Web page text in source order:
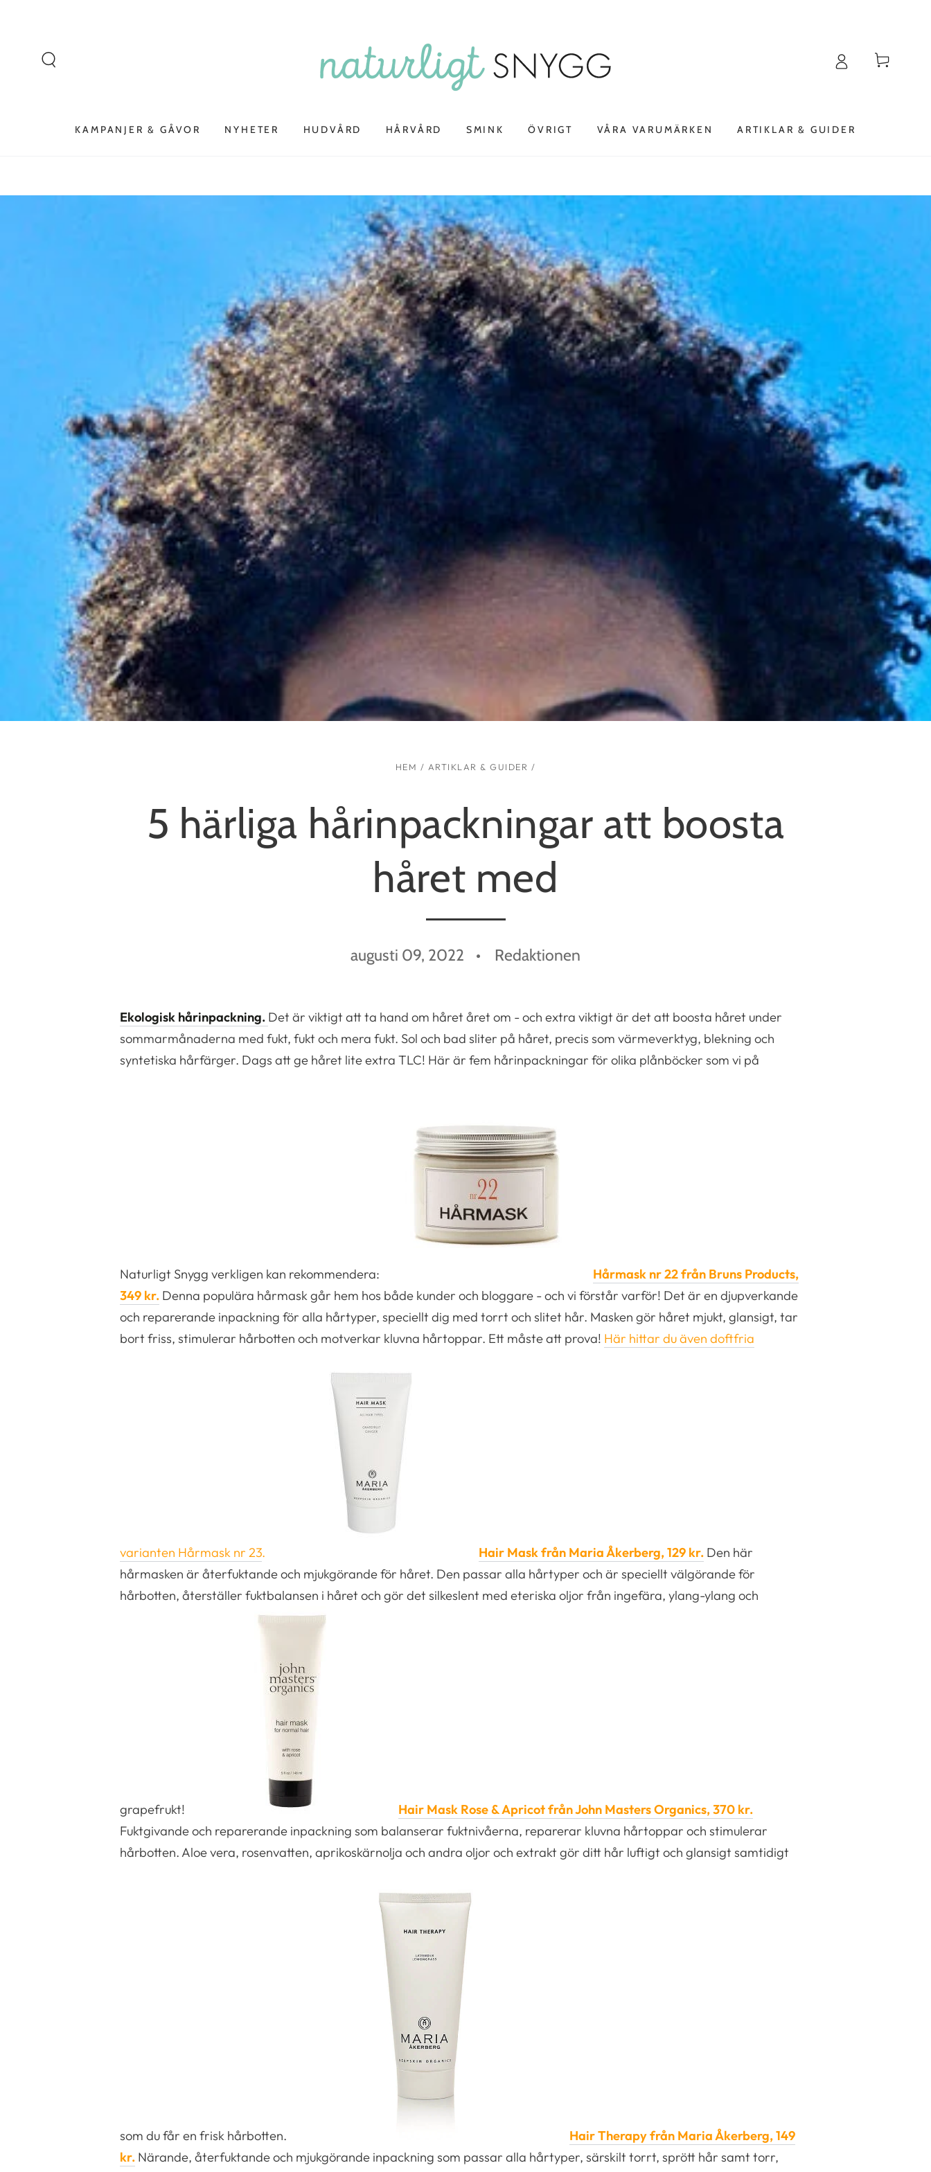
KAMPANJER & GÅVOR NYHETER HUDVÅRD HÅRVÅRD SMINK ÖVRIGT VÅRA VARUMÄRKEN ARTIKLAR & GUIDER
Varukorg
HEM / ARTIKLAR & GUIDER /
5 härliga hårinpackningar att boosta
håret med
augusti 09, 2022 Redaktionen
Ekologisk hårinpackning. Det är viktigt att ta hand om håret året om - och extra viktigt är det att boosta håret under
sommarmånaderna med fukt, fukt och mera fukt. Sol och bad sliter på håret, precis som värmeverktyg, blekning och
syntetiska hårfärger. Dags att ge håret lite extra TLC! Här är fem hårinpackningar för olika plånböcker som vi på
Naturligt Snygg verkligen kan rekommendera:
Hårmask nr 22 från Bruns Products,
349 kr. Denna populära hårmask går hem hos både kunder och bloggare - och vi förstår varför! Det är en djupverkande
och reparerande inpackning för alla hårtyper, speciellt dig med torrt och slitet hår. Masken gör håret mjukt, glansigt, tar
bort friss, stimulerar hårbotten och motverkar kluvna hårtoppar. Ett måste att prova! Här hittar du även doftfria
varianten Hårmask nr 23. Hair Mask från Maria Åkerberg, 129 kr.Den här
hårmasken är återfuktande och mjukgörande för håret. Den passar alla hårtyper och är speciellt välgörande för
hårbotten, återställer fuktbalansen i håret och gör det silkeslent med eteriska oljor från ingefära, ylang-ylang och
grapefrukt!
Hair Mask Rose & Apricot från John Masters Organics, 370 kr.
Fuktgivande och reparerande inpackning som balanserar fuktnivåerna, reparerar kluvna hårtoppar och stimulerar
hårbotten. Aloe vera, rosenvatten, aprikoskärnolja och andra oljor och extrakt gör ditt hår luftigt och glansigt samtidigt
som du får en frisk hårbotten.
Hair Therapy från Maria Åkerberg, 149
kr.Närande, återfuktande och mjukgörande inpackning som passar alla hårtyper, särskilt torrt, sprött hår samt torr,